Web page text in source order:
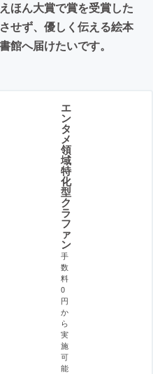
ほん大賞で賞を受賞した
せず、優しく伝える絵本
館へ届けたいです。
エ
ン
タ
メ
領
域
特
化
型
ク
ラ
フ
ァ
ン
手
数
料
0
円
か
ら
実
施
可
能